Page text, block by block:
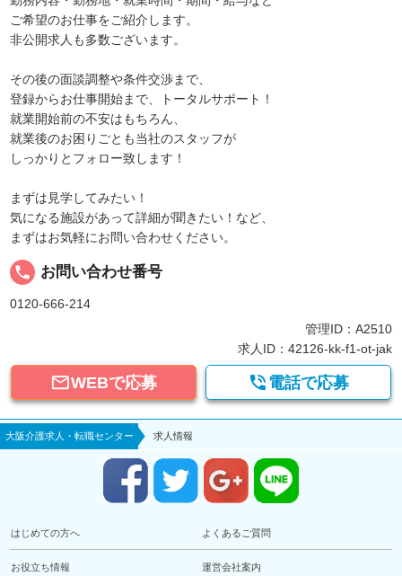
ご希望のお仕事をご紹介します。
非公開求人も多数ございます。
その後の面談調整や条件交渉まで、
登録からお仕事開始まで、トータルサポート！
就業開始前の不安はもちろん、
就業後のお困りごとも当社のスタッフが
しっかりとフォロー致します！
まずは見学してみたい！
気になる施設があって詳細が聞きたい！など、
まずはお気軽にお問い合わせください。
local_phone お問い合わせ番号
0120-666-214
管理ID：A2510
求人ID：42126-kk-f1-ot-jak
WEBで応募  電話で応募
大阪介護求人・転職センター 求人情報
はじめての方へ よくあるご質問
お役立ち情報 運営会社案内